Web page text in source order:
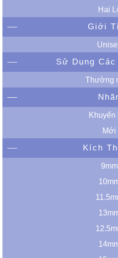
Hai
Giới
Sử Dụng
Thường
Khuyến
Mới
Kích
9mm